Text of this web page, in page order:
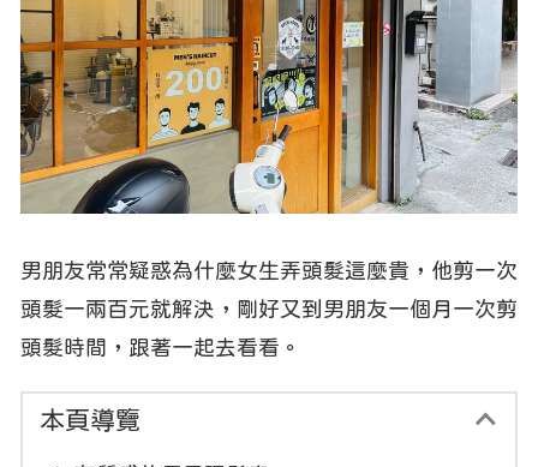
男朋友常常疑惑為什麼女生弄頭髮這麼貴，他剪一次
頭髮一兩百元就解決，剛好又到男朋友一個月一次剪
頭髮時間，跟著一起去看看。
本頁導覽